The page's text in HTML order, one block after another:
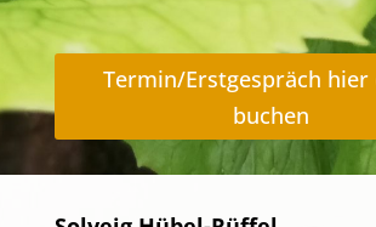
Termin/Erstgespräch hier
buchen